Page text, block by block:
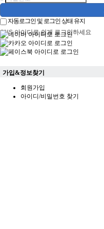
계
포
츠
중
계
해
축
중
계
자동로그인 및 로그인 상태 유지
SNS 아이디로 쉽게 로그인하세요
가입&정보찾기
회원가입
아이디/비밀번호 찾기